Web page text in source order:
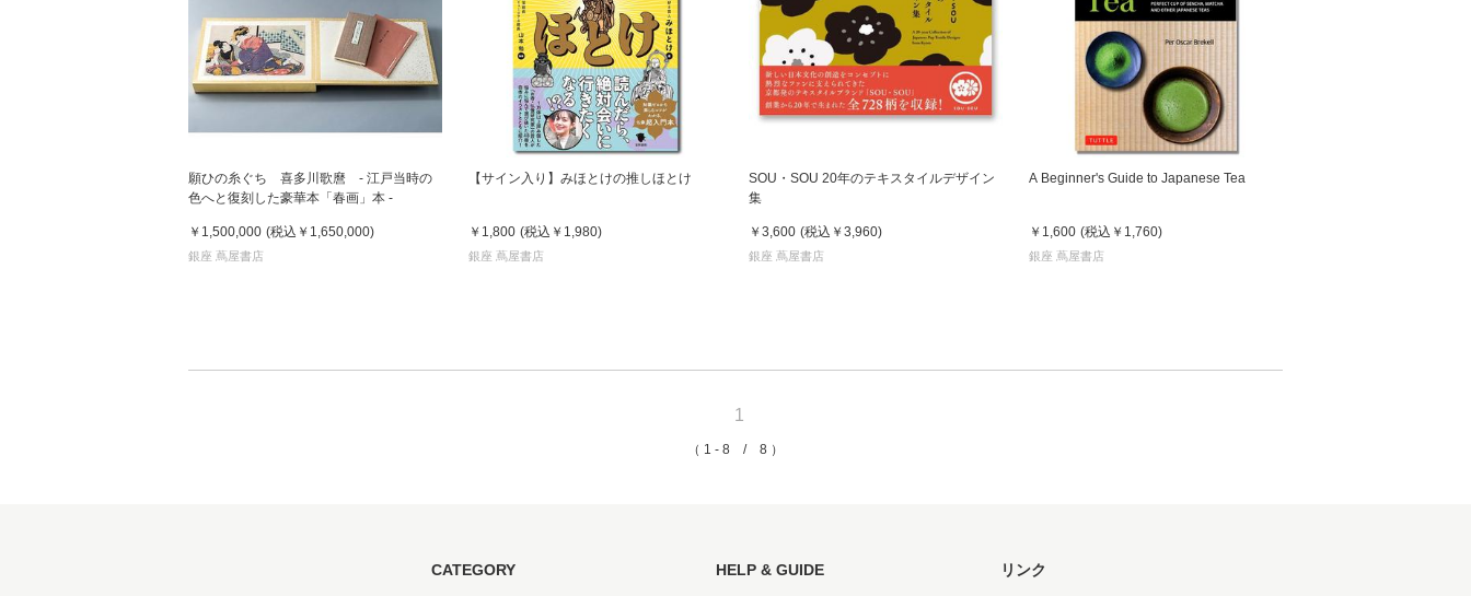
願ひの糸ぐち 喜多川歌麿 - 江戸当時の
色へと復刻した豪華本「春画」本 -
￥1,500,000 (税込 ￥1,650,000)
銀座 蔦屋書店
【サイン入り】みほとけの推しほとけ
￥1,800 (税込 ￥1,980)
銀座 蔦屋書店
SOU・SOU 20年のテキスタイルデザイン
集
￥3,600 (税込 ￥3,960)
銀座 蔦屋書店
A Beginner's Guide to Japanese Tea
￥1,600 (税込 ￥1,760)
銀座 蔦屋書店
1
（ 1 - 8 / 8 ）
CATEGORY HELP & GUIDE リンク